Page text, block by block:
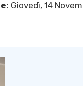
Giovedì, 14